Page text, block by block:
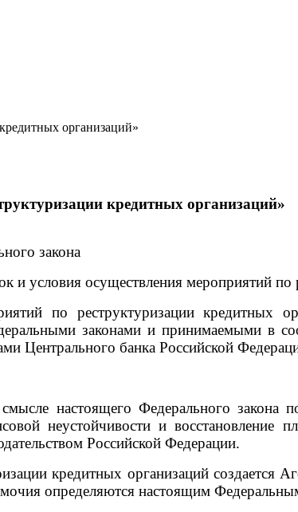
организаций»
кредитных организаций»
закона
и условия осуществления мероприятий по
по реструктуризации кредитных
законами и принимаемыми в
Центрального банка Российской
настоящего Федерального
неустойчивости и восстановление
Российской Федерации.
кредитных организаций создается
определяются настоящим